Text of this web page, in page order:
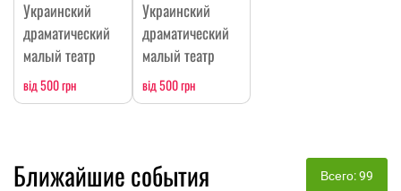
Украинский
драматический
малый театр
від 500 грн
Украинский
драматический
малый театр
від 500 грн
Ближайшие события Всего: 99